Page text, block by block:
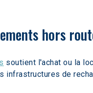
hors
soutient l'achat ou la
de